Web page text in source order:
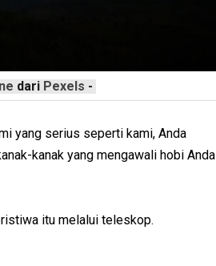
dari Pexels -
yang serius seperti kami, Anda
kanak yang mengawali hobi Anda
itu melalui teleskop.